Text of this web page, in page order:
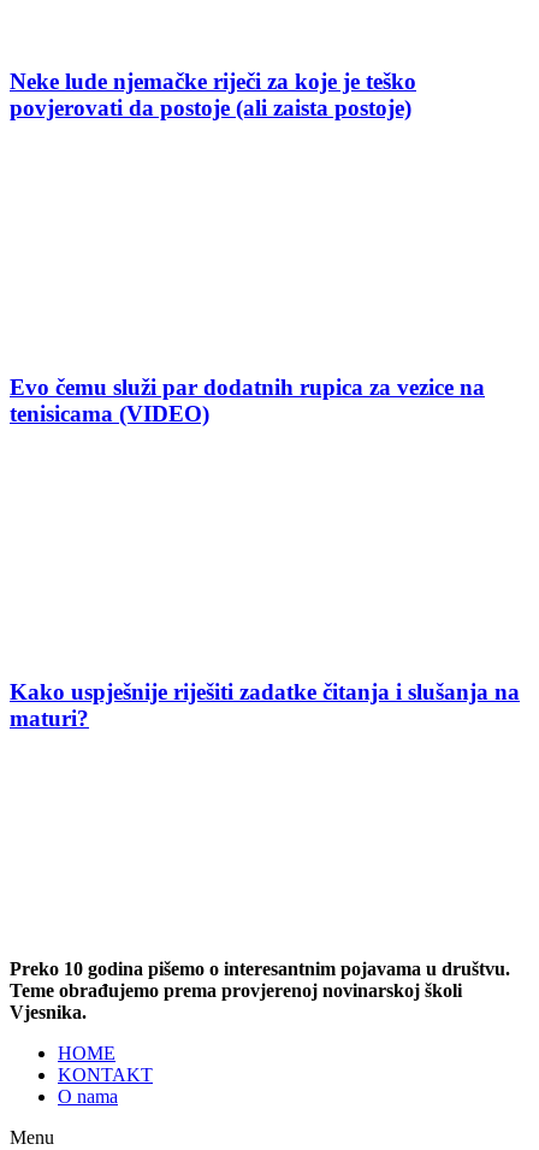
Neke lude njemačke riječi za koje je teško
povjerovati da postoje (ali zaista postoje)
Evo čemu služi par dodatnih rupica za vezice na
tenisicama (VIDEO)
Kako uspješnije riješiti zadatke čitanja i slušanja na
maturi?
Preko 10 godina pišemo o interesantnim pojavama u društvu.
Teme obrađujemo prema provjerenoj novinarskoj školi
Vjesnika.
HOME
KONTAKT
O nama
Menu